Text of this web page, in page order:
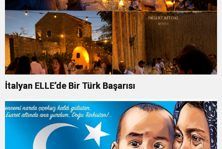
İtalyan ELLE’de Bir Türk Başarısı